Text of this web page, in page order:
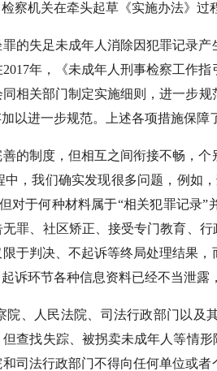
察机关在牵头起草《实施办法》过
失足未成年人消除因犯罪记录产
年，《未成年人刑事检察工作
相关部门制定实施细则，进一步
以进一步规范。上述各项措施保障
制度，但相互之间衔接不畅，个
，我们确实发现很多问题，例如
对于何种材料属于“相关犯罪记录
罪、社区矫正、接受专门教育、
于判决、不起诉等终局处理结果
诉环节各种信息资料已经不当泄露
、人民法院、司法行政部门以及
查找失踪、被拐卖未成年人等情
司法行政部门不得向任何单位或